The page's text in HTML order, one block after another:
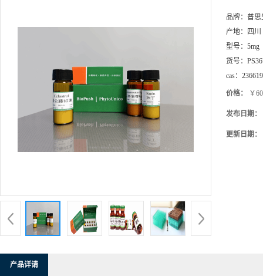
品牌： 普思
产地：
四川
型号： 5mg
货号：
cas：
价格： ￥
发布日期：
更新日期：
产品详请